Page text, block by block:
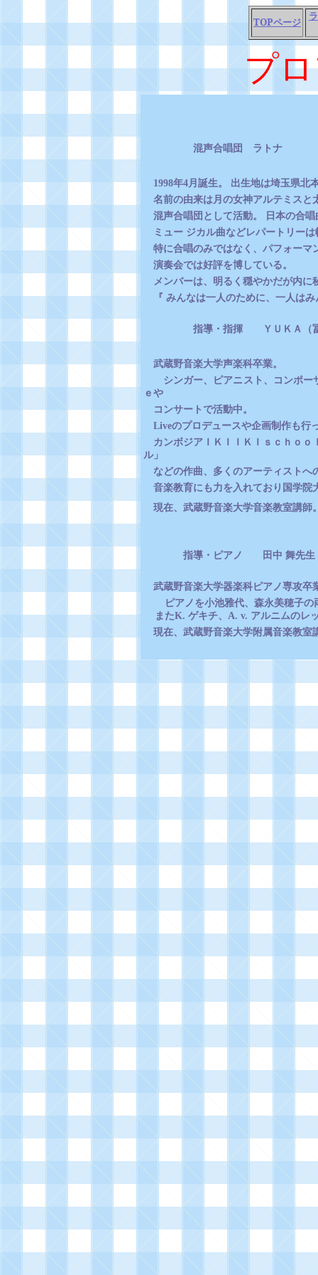
TOPページ
プ
混声合唱団 ラトナ
1998年4月誕生。 出生地は埼玉県北
名前の由来は月の女神アルテミスと
混声合唱団として活動。 日本の合
ミュー ジカル曲などレパートリーは
特に合唱のみではなく、パフォーマ
演奏会では好評を博している。
メンバーは、明るく穏やかだが内
『 みんなは一人のために、一人は
指導・指揮 ＹＵＫＡ（
武蔵野音楽大学声楽科卒業。
シンガー、ピアニスト、コンポー
ｅや
コンサートで活動中。
Liveのプロデュースや企画制作も行
カンボジアＩＫＩＩＫＩｓｃｈｏ
ル」
などの作曲、多くのアーティストへ
音楽教育にも力を入れており国学院
現在、武蔵野音楽大学音楽教室講師
指導・ピアノ 田中 舞先生
武蔵野音楽大学器楽科ピアノ専攻卒
ピアノを小池雅代、森永美穂子
またK. ゲキチ、 A. v. アルニムのレ
現在、武蔵野音楽大学附属音楽教室